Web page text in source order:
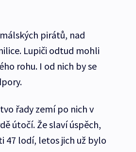
pirátů, nad
Lupiči odtud mohli
rohu. I od nich by se
řady zemí po nich v
útočí. Že slaví úspěch,
47 lodí, letos jich už bylo